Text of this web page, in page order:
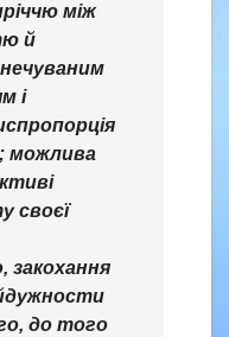
між
й
нечуваним
і
можлива
своєї
закохання
до того